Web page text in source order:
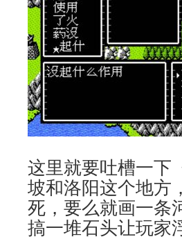
这里就要吐槽一下
坡和洛阳这个地方
死，要么就画一条
搞一堆石头让玩家